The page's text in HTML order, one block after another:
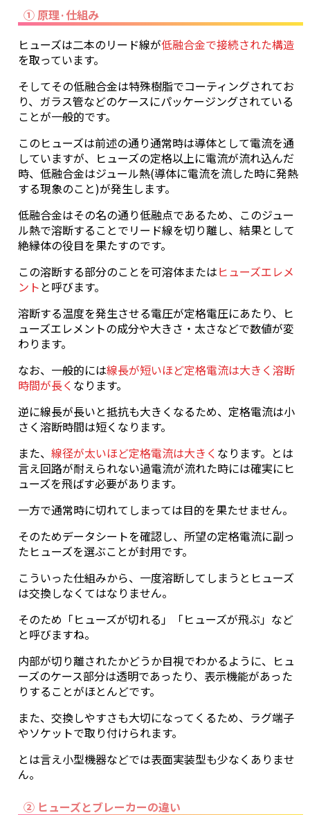
① 原理·仕組み
ヒューズは二本のリード線が低融合金で接続された構造
を取っています。
そしてその低融合金は特殊樹脂でコーティングされてお
り、ガラス管などのケースにパッケージングされている
ことが一般的です。
このヒューズは前述の通り通常時は導体として電流を通
していますが、ヒューズの定格以上に電流が流れ込んだ
時、低融合金はジュール熱(導体に電流を流した時に発熱
する現象のこと)が発生します。
低融合金はその名の通り低融点であるため、このジュー
ル熱で溶断することでリード線を切り離し、結果として
絶縁体の役目を果たすのです。
この溶断する部分のことを可溶体またはヒューズエレメ
ント と呼びます。
溶断する温度を発生させる電圧が定格電圧にあたり、ヒ
ューズエレメントの成分や大きさ・太さなどで数値が変
わります。
なお、一般的には線長が短いほど定格電流は大きく溶断
時間が長く なります。
逆に線長が長いと抵抗も大きくなるため、定格電流は小
さく溶断時間は短くなります。
また、 線径が太いほど定格電流は大きく なります。とは
言え回路が耐えられない過電流が流れた時には確実にヒ
ューズを飛ばす必要があります。
一方で通常時に切れてしまっては目的を果たせません。
そのためデータシートを確認し、所望の定格電流に副っ
たヒューズを選ぶことが封用です。
こういった仕組みから、一度溶断してしまうとヒューズ
は交換しなくてはなりません。
そのため「ヒューズが切れる」「ヒューズが飛ぶ」など
と呼びますね。
内部が切り離されたかどうか目視でわかるように、ヒュ
ーズのケース部分は透明であったり、表示機能があった
りすることがほとんどです。
また、交換しやすさも大切になってくるため、ラグ端子
やソケットで取り付けられます。
とは言え小型機器などでは表面実装型も少なくありませ
ん。
② ヒューズとブレーカーの違い